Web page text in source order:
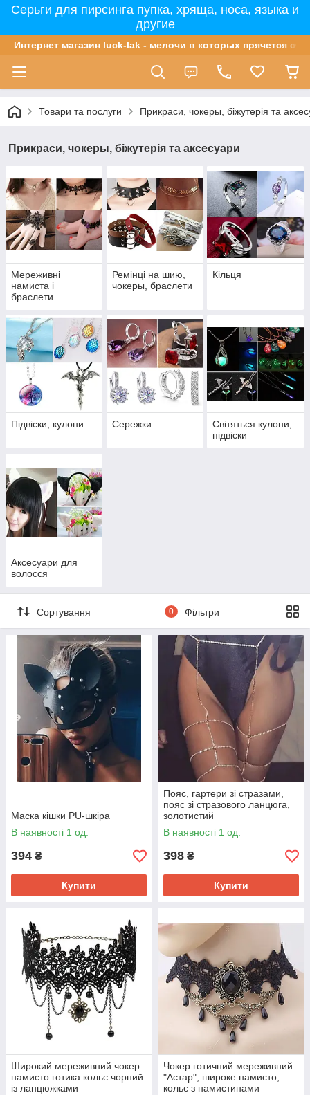
Серьги для пирсинга пупка, хряща, носа, языка и
другие
Интернет магазин luck-lak - мелочи в которых прячется
Товари та послуги Прикраси, чокеры, біжутерія та
Прикраси, чокеры, біжутерія та аксесуари
Мереживні
намиста і
браслети
Ремінці на шию,
чокеры, браслети
Кільця
Підвіски, кулони Сережки
Світяться кулони,
підвіски
Аксесуари для
волосся
Сортування 0 Фільтри
Маска кішки PU-шкіра
В наявності 1 од.
394 ₴
Купити
Пояс, гартери зі стразами,
пояс зі стразового ланцюга,
золотистий
В наявності 1 од.
398 ₴
Купити
Широкий мереживний чокер
намисто готика кольє чорний
із ланцюжками
Чокер готичний мереживний
"Астар", широке намисто,
кольє з намистинами